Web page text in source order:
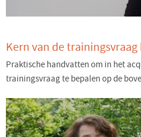
Kern van de trainingsvraag
Praktische handvatten om in het
trainingsvraag te bepalen op de